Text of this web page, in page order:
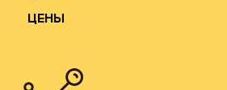
ЦЕНЫ
конструкций;
штанц-форм;